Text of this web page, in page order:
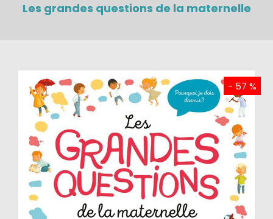
Les grandes questions de la maternelle
- 57 %